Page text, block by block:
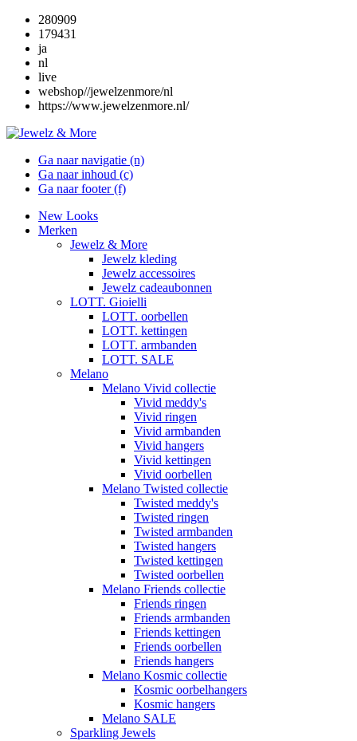
280909
179431
ja
nl
live
webshop//jewelzenmore/nl
https://www.jewelzenmore.nl/
Ga naar navigatie (n)
Ga naar inhoud (c)
Ga naar footer (f)
New Looks
Merken
Jewelz & More
Jewelz kleding
Jewelz accessoires
Jewelz cadeaubonnen
LOTT. Gioielli
LOTT. oorbellen
LOTT. kettingen
LOTT. armbanden
LOTT. SALE
Melano
Melano Vivid collectie
Vivid meddy's
Vivid ringen
Vivid armbanden
Vivid hangers
Vivid kettingen
Vivid oorbellen
Melano Twisted collectie
Twisted meddy's
Twisted ringen
Twisted armbanden
Twisted hangers
Twisted kettingen
Twisted oorbellen
Melano Friends collectie
Friends ringen
Friends armbanden
Friends kettingen
Friends oorbellen
Friends hangers
Melano Kosmic collectie
Kosmic oorbelhangers
Kosmic hangers
Melano SALE
Sparkling Jewels